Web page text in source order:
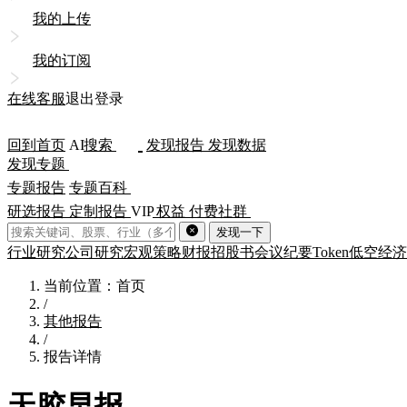
我的上传
我的订阅
在线客服退出登录
回到首页 AI搜索 发现报告 发现数据
发现专题
专题报告 专题百科
研选报告 定制报告 VIP权益 付费社群
发现一下
行业研究公司研究宏观策略财报招股书会议纪要Token低空经济
当前位置：首页
/
其他报告
/
报告详情